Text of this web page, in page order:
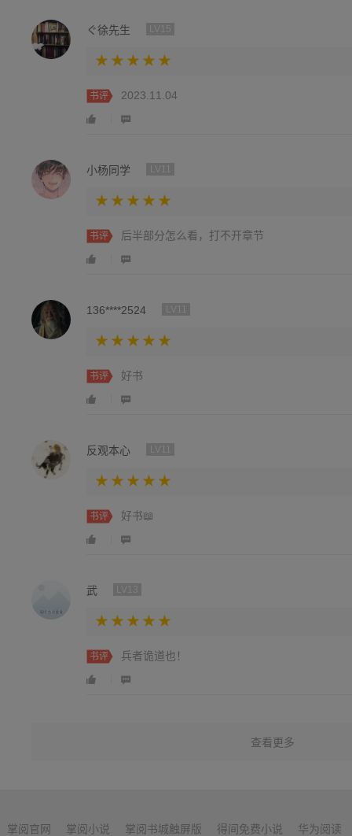
ぐ徐先生
书评 2023.11.04
小杨同学
书评 后半部分怎么看，打不开章节
136****2524
书评 好书
反观本心
书评 好书📖
武
书评 兵者诡道也！
查看更多
掌阅官网 掌阅小说 掌阅书城触屏版 得间免费小说
华为阅读